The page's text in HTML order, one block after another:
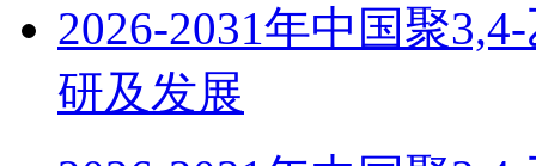
2026-2031年中国聚
研及发展